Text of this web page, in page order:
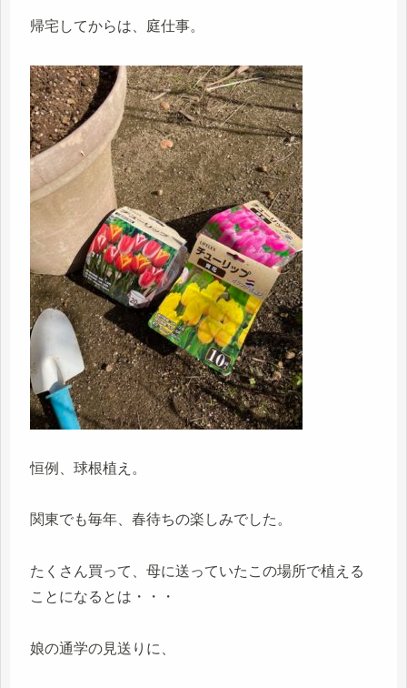
帰宅してからは、庭仕事。
恒例、球根植え。
関東でも毎年、春待ちの楽しみでした。
たくさん買って、母に送っていたこの場所で植える
ことになるとは・・・
娘の通学の見送りに、